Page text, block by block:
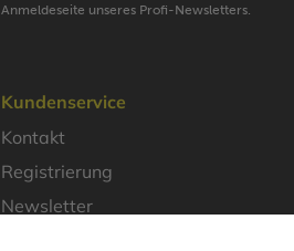
Anmeldeseite unseres Profi-Newsletters.
Kundenservice
Kontakt
Registrierung
Newsletter